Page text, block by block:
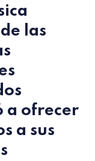
las
a ofrecer
a sus